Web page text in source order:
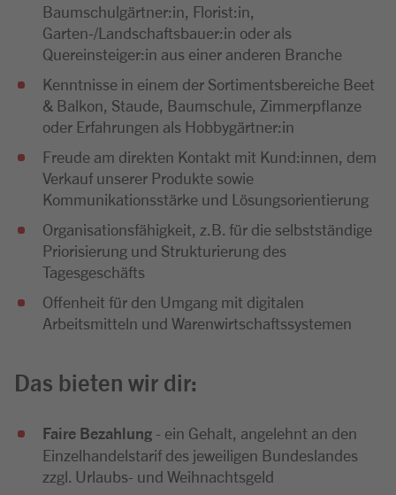
Baumschulgärtner:in, Florist:in,
Garten-/Landschaftsbauer:in oder als
Quereinsteiger:in aus einer anderen Branche
Kenntnisse in einem der Sortimentsbereiche Beet
& Balkon, Staude, Baumschule, Zimmerpflanze
oder Erfahrungen als Hobbygärtner:in
Freude am direkten Kontakt mit Kund:innen, dem
Verkauf unserer Produkte sowie
Kommunikationsstärke und Lösungsorientierung
Organisationsfähigkeit, z.B. für die selbstständige
Priorisierung und Strukturierung des
Tagesgeschäfts
Offenheit für den Umgang mit digitalen
Arbeitsmitteln und Warenwirtschaftssystemen
Das bieten wir dir:
Faire Bezahlung - ein Gehalt, angelehnt an den
Einzelhandelstarif des jeweiligen Bundeslandes
zzgl. Urlaubs- und Weihnachtsgeld